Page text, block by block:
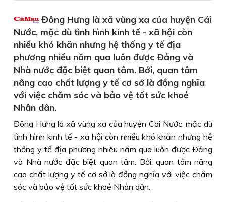
Đông Hưng là xã vùng xa của huyện Cái
Nước, mặc dù tình hình kinh tế - xã hội còn
nhiều khó khăn nhưng hệ thống y tế địa
phương nhiều năm qua luôn được Ðảng và
Nhà nước đặc biệt quan tâm. Bởi, quan tâm
nâng cao chất lượng y tế cơ sở là đồng nghĩa
với việc chăm sóc và bảo vệ tốt sức khoẻ
Nhân dân.
Đông Hưng là xã vùng xa của huyện Cái Nước, mặc dù
tình hình kinh tế - xã hội còn nhiều khó khăn nhưng hệ
thống y tế địa phương nhiều năm qua luôn được Ðảng
và Nhà nước đặc biệt quan tâm. Bởi, quan tâm nâng
cao chất lượng y tế cơ sở là đồng nghĩa với việc chăm
sóc và bảo vệ tốt sức khoẻ Nhân dân.